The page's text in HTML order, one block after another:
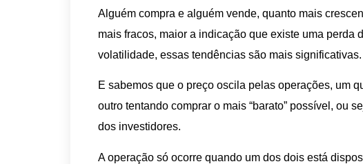
Alguém compra e alguém vende, quanto mais
mais fracos, maior a indicação que existe uma perda
volatilidade, essas tendências são mais significativas.
E sabemos que o preço oscila pelas operações, um
outro tentando comprar o mais “barato” possível, ou
dos investidores.
A operação só ocorre quando um dos dois está